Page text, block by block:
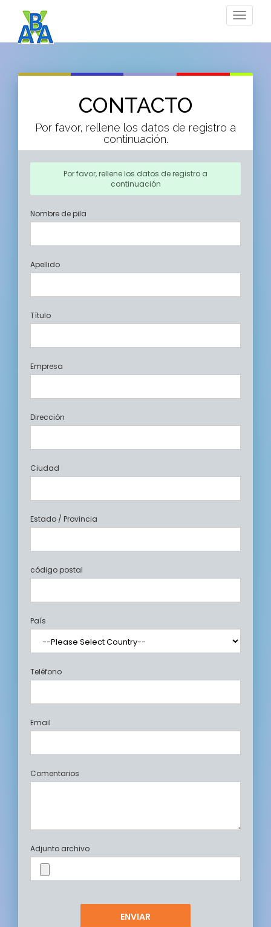
Toggle
CONTACTO
Por favor, rellene los datos de registro a
continuación.
Por favor, rellene los datos de registro a
continuación
Nombre de pila
Apellido
Título
Empresa
Dirección
Ciudad
Estado / Provincia
código postal
País
Teléfono
Email
Comentarios
Adjunto archivo